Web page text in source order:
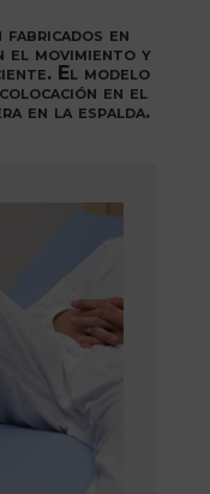
fabricados en
movimiento y
El modelo
en el
en la espalda.